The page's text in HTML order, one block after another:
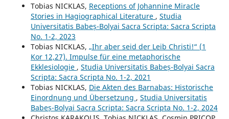
Tobias NICKLAS, Receptions of Johannine Miracle
Stories in Hagiographical Literature , Studia
Universitatis Babeș-Bolyai Sacra Scripta: Sacra Scripta
No. 1-2, 2023
Tobias NICKLAS, „Ihr aber seid der Leib Christi!“ (1
Kor 12,27). Impulse für eine metaphorische
Ekklesiologie , Studia Universitatis Babeș-Bolyai Sacra
Scripta: Sacra Scripta No. 1-2, 2021
Tobias NICKLAS, Die Akten des Barnabas: Historische
Einordnung und Übersetzung , Studia Universitatis
Babeș-Bolyai Sacra Scripta: Sacra Scripta No. 1-2, 2024